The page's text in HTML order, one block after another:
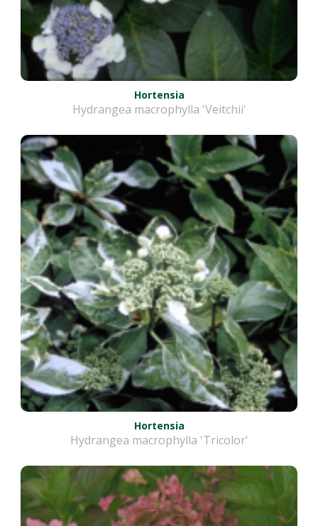
Hortensia
Hydrangea macrophylla 'Veitchii'
Hortensia
Hydrangea macrophylla 'Tricolor'